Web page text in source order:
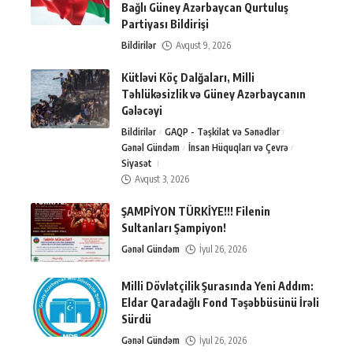
Bağlı Güney Azərbaycan Qurtuluş
Partiyası Bildirişi
Bildirilər Avqust 9, 2026
Kütləvi Köç Dalğaları, Milli
Təhlükəsizlik və Güney Azərbaycanın
Gələcəyi
Bildirilər
GAQP - Təşkilat və Sənədlər
Gənəl Gündəm
İnsan Hüquqları və Çevrə
Siyasət
Avqust 3, 2026
ŞAMPİYON TÜRKİYE!!! Filenin
Sultanları Şampiyon!
Gənəl Gündəm İyul 26, 2026
Milli Dövlətçilik Şurasında Yeni Addım:
Eldar Qaradağlı Fond Təşəbbüsünü İrəli
Sürdü
Gənəl Gündəm İyul 26, 2026